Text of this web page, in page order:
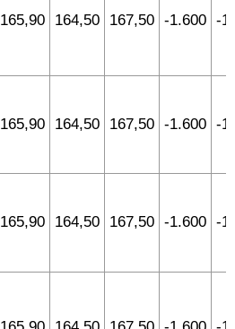
165,90 164,50 167,50 -1.600 -
165,90 164,50 167,50 -1.600 -
165,90 164,50 167,50 -1.600 -